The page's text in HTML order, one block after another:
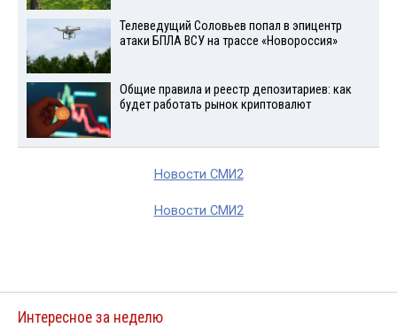
Телеведущий Соловьев попал в эпицентр
атаки БПЛА ВСУ на трассе «Новороссия»
Общие правила и реестр депозитариев: как
будет работать рынок криптовалют
Новости СМИ2
Новости СМИ2
Интересное за неделю